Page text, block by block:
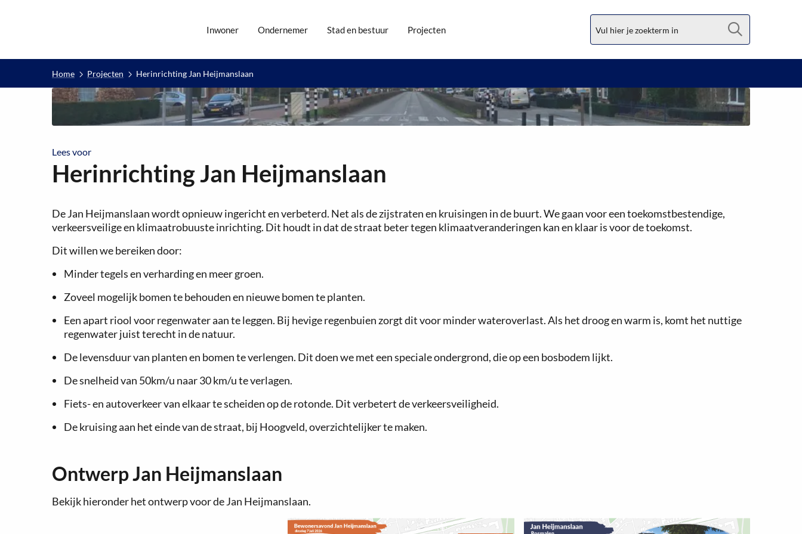
Inwoner Ondernemer Stad en bestuur Projecten
Home Projecten Herinrichting Jan Heijmanslaan
Lees voorLees voor
Herinrichting Jan Heijmanslaan
De Jan Heijmanslaan wordt opnieuw ingericht en verbeterd. Net als de zijstraten en kruisingen in de buurt. We gaan voor een toekomstbestendige,
verkeersveilige en klimaatrobuuste inrichting. Dit houdt in dat de straat beter tegen klimaatveranderingen kan en klaar is voor de toekomst.
Dit willen we bereiken door:
Minder tegels en verharding en meer groen.
Zoveel mogelijk bomen te behouden en nieuwe bomen te planten.
Een apart riool voor regenwater aan te leggen. Bij hevige regenbuien zorgt dit voor minder wateroverlast. Als het droog en warm is, komt het nuttige
regenwater juist terecht in de natuur.
De levensduur van planten en bomen te verlengen. Dit doen we met een speciale ondergrond, die op een bosbodem lijkt.
De snelheid van 50km/u naar 30 km/u te verlagen.
Fiets- en autoverkeer van elkaar te scheiden op de rotonde. Dit verbetert de verkeersveiligheid.
De kruising aan het einde van de straat, bij Hoogveld, overzichtelijker te maken.
Ontwerp Jan Heijmanslaan
Bekijk hieronder het ontwerp voor de Jan Heijmanslaan.